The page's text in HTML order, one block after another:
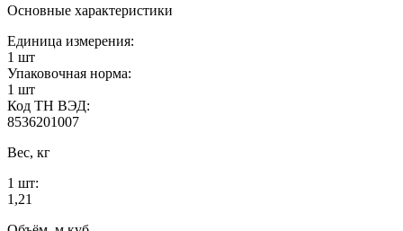
Основные характеристики
Единица измерения:
1 шт
Упаковочная норма:
1 шт
Код ТН ВЭД:
8536201007
Вес, кг
1 шт:
1,21